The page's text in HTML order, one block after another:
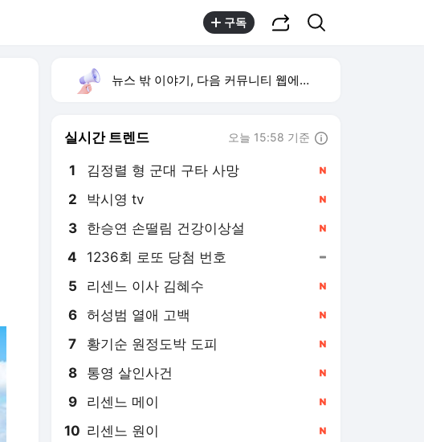
구독
뉴스 밖 이야기, 다음 커뮤니티 웹에서 보기
실시간 트렌드 오늘 15:58 기준
1 김정렬 형 군대 구타 사망
2 박시영 tv
4 1236회 로또 당첨 번호
5 리센느 이사 김혜수
6 허성범 열애 고백
7 황기순 원정도박 도피
8 통영 살인사건
9 리센느 메이
10 리센느 원이